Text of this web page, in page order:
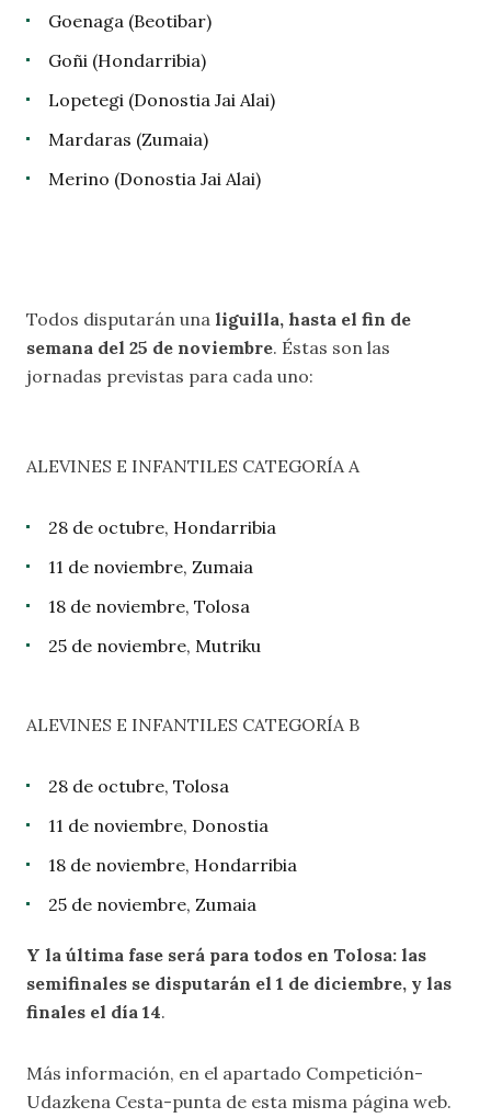
Goenaga (Beotibar)
Goñi (Hondarribia)
Lopetegi (Donostia Jai Alai)
Mardaras (Zumaia)
Merino (Donostia Jai Alai)
Todos disputarán una liguilla, hasta el fin de
semana del 25 de noviembre. Éstas son las
jornadas previstas para cada uno:
ALEVINES E INFANTILES CATEGORÍA A
28 de octubre, Hondarribia
11 de noviembre, Zumaia
18 de noviembre, Tolosa
25 de noviembre, Mutriku
ALEVINES E INFANTILES CATEGORÍA B
28 de octubre, Tolosa
11 de noviembre, Donostia
18 de noviembre, Hondarribia
25 de noviembre, Zumaia
Y la última fase será para todos en Tolosa: las
semifinales se disputarán el 1 de diciembre, y las
finales el día 14.
Más información, en el apartado Competición-
Udazkena Cesta-punta de esta misma página web.